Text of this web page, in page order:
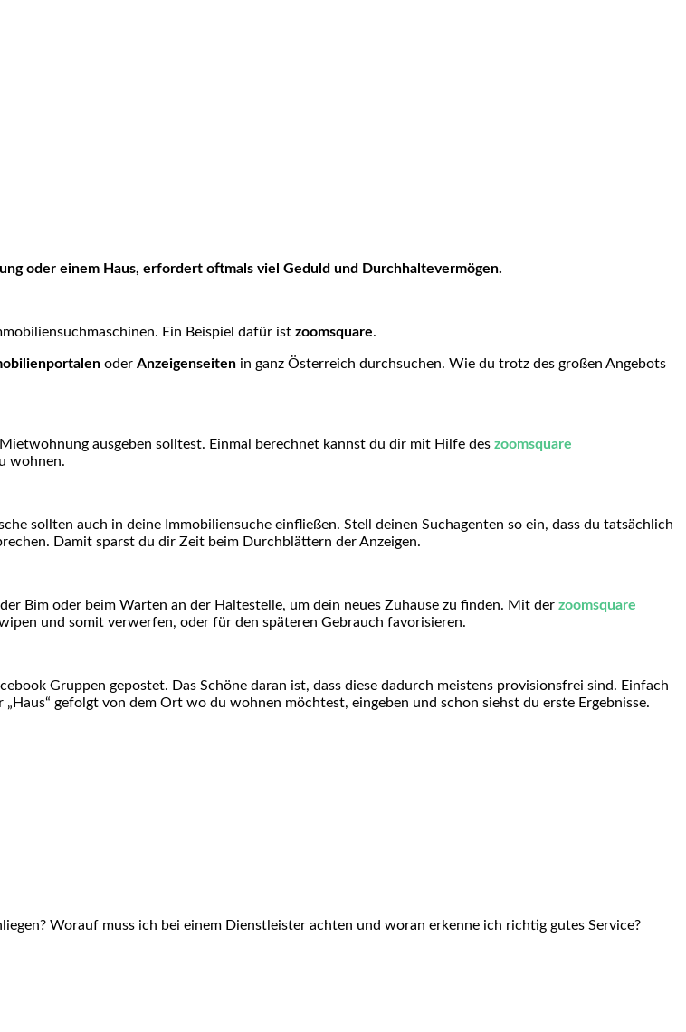
oder einem Haus, erfordert oftmals viel Geduld und Durchhaltevermögen.
Ein Beispiel dafür ist zoomsquare.
oder Anzeigenseiten in ganz Österreich durchsuchen. Wie du trotz des großen Angebots
ausgeben solltest. Einmal berechnet kannst du dir mit Hilfe des zoomsquare
wohnen.
sollten auch in deine Immobiliensuche einfließen. Stell deinen Suchagenten so ein, dass du tatsächlich
Damit sparst du dir Zeit beim Durchblättern der Anzeigen.
Bim oder beim Warten an der Haltestelle, um dein neues Zuhause zu finden. Mit der zoomsquare
und somit verwerfen, oder für den späteren Gebrauch favorisieren.
Gruppen gepostet. Das Schöne daran ist, dass diese dadurch meistens provisionsfrei sind. Einfach
gefolgt von dem Ort wo du wohnen möchtest, eingeben und schon siehst du erste Ergebnisse.
Worauf muss ich bei einem Dienstleister achten und woran erkenne ich richtig gutes Service?